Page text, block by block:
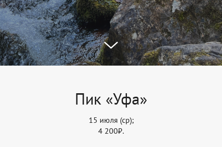
Пик «Уфа»
15 июля (ср);
4 200₽.